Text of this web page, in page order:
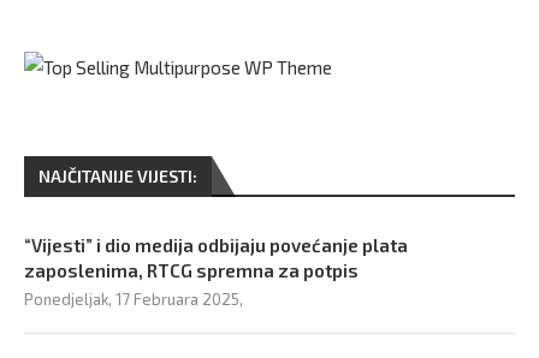
NAJČITANIJE VIJESTI:
“Vijesti” i dio medija odbijaju povećanje plata
zaposlenima, RTCG spremna za potpis
Ponedjeljak, 17 Februara 2025,